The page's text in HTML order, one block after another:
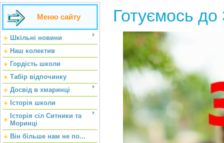
Меню сайту
Шкільні новини
Наш колектив
Гордість школи
Табір відпочинку
Досвід в хмаринці
Історія школи
Історія сіл Ситники та
Моринці
Він більше нам не по...
Готуємось